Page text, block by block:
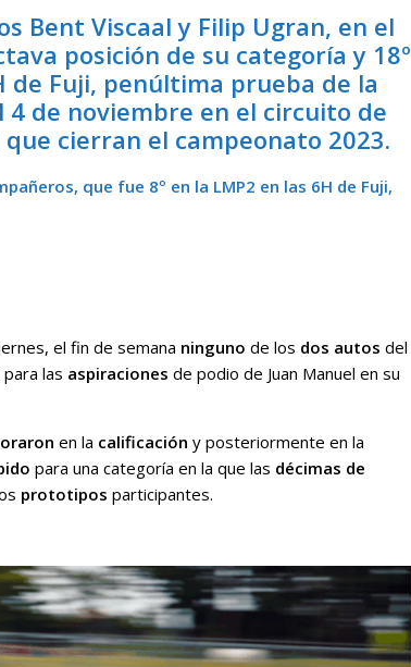
Bent Viscaal y Filip Ugran, en el
posición de su categoría y 18º
de Fuji, penúltima prueba de la
4 de noviembre en el circuito de
cierran el campeonato 2023.
que fue 8º en la LMP2 en las 6H de Fuji,
el fin de semana ninguno de los dos autos del
para las aspiraciones de podio de Juan Manuel en su
en la calificación y posteriormente en la
para una categoría en la que las décimas de
prototipos participantes.